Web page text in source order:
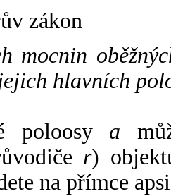
zákon
mocnin
hlavních
poloosy a
r)
na přímce